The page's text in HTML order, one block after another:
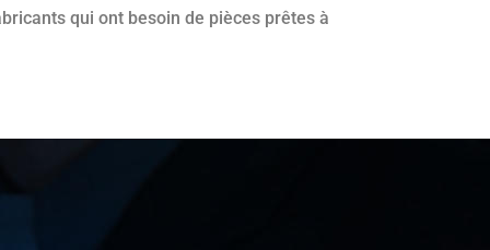
qui ont besoin de pièces prêtes à